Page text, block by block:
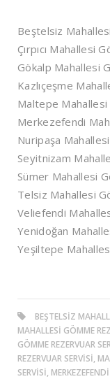
Beştelsiz
Çırpıcı Mahallesi
Gökalp Mahallesi
Kazlıçeşme
Maltepe
Merkezefendi
Nuripaşa
Seyitnizam
Sümer Mahallesi
Telsiz Mahallesi
Veliefendi
Yenidoğan
Yeşiltepe
BEŞTELSIZ
MAHALLESI GÖMME
GÖMME REZERVUAR
REZERVUAR SERVISI,
SERVISI,